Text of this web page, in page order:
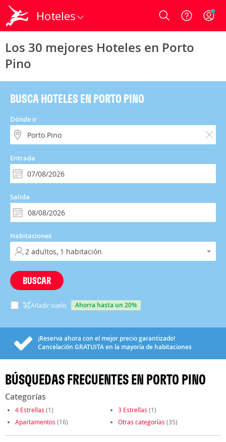
Hoteles Login
Los 30 mejores Hoteles en Porto
Pino
BUSCA HOTELES EN PORTO PINO
Dónde ir
Entrada
Salida
Habitaciones
BUSCAR
Añadir vuelo ahorra hasta un 20%
¡Reserva ahora con el mejor precio garantizado!
Cancelación GRATUITAen la mayoría de habitaciones
BÚSQUEDAS FRECUENTES EN PORTO PINO
Categorías
4 Estrellas (1) 3 Estrellas (1)
Apartamentos (16) Otras categorías (35)